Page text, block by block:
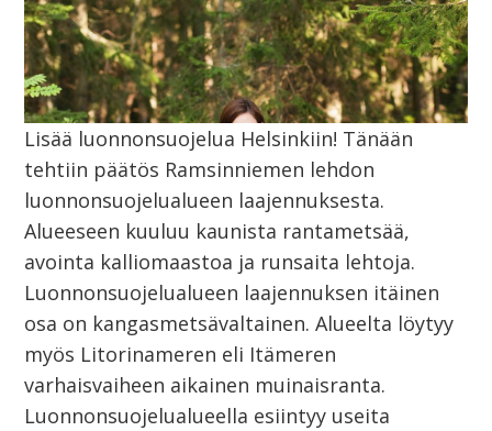
Lisää luonnonsuojelua Helsinkiin! Tänään
tehtiin päätös Ramsinniemen lehdon
luonnonsuojelualueen laajennuksesta.
Alueeseen kuuluu kaunista rantametsää,
avointa kalliomaastoa ja runsaita lehtoja.
Luonnonsuojelualueen laajennuksen itäinen
osa on kangasmetsävaltainen. Alueelta löytyy
myös Litorinameren eli Itämeren
varhaisvaiheen aikainen muinaisranta.
Luonnonsuojelualueella esiintyy useita